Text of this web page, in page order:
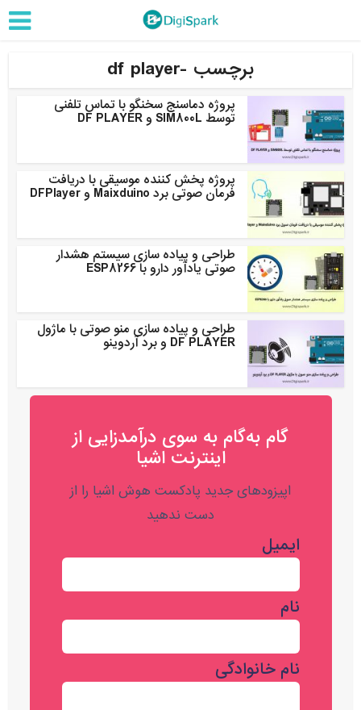
برچسب -df player
پروژه دماسنج سخنگو با تماس تلفنی
توسط SIM800L و DF PLAYER
پروژه پخش کننده موسیقی با دریافت
فرمان صوتی برد Maixduino و DFPlayer
طراحی و پیاده سازی سیستم هشدار
صوتی یادآور دارو با ESP8266
طراحی و پیاده سازی منو صوتی با ماژول
DF PLAYER و برد آردوینو
گام به‌گام به‌ سوی درآمدزایی از
اینترنت اشیا
اپیزودهای جدید پادکست هوش اشیا را از
دست ندهید
ایمیل
نام
نام خانوادگی